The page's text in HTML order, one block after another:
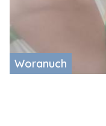
Woranuch